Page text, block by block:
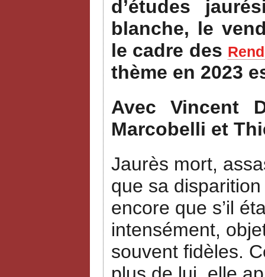
d’études
blanche, le
le cadre des
thème en 2023
Avec Vincent
Marcobelli et
Jaurès mort,
que sa
encore que s’il
intensément,
souvent fidèles.